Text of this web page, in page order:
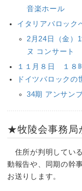
音楽ホール
イタリアバロック
2月24日（金）
ヌ コンサート
１１月８日 １８
ドイツバロックの
34期 アンサン
★牧陵会事務局
住所が判明してい
動報告や、同期の幹
お送りします。